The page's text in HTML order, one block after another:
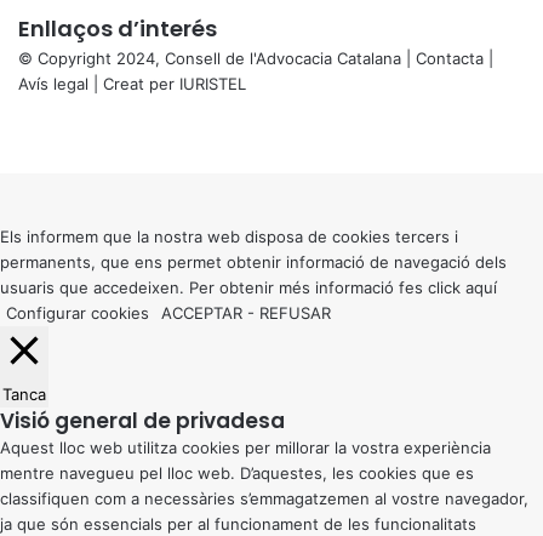
Enllaços d’interés
© Copyright 2024, Consell de l'Advocacia Catalana | Contacta
Avís legal | Creat per IURISTEL
button
Els informem que la nostra web disposa de cookies tercers i
permanents, que ens permet obtenir informació de navegació dels
usuaris que accedeixen. Per obtenir més informació fes click aquí
Configurar cookies
ACCEPTAR - REFUSAR
Tanca
Visió general de privadesa
Aquest lloc web utilitza cookies per millorar la vostra experiència
mentre navegueu pel lloc web. D’aquestes, les cookies que es
classifiquen com a necessàries s’emmagatzemen al vostre navegador,
ja que són essencials per al funcionament de les funcionalitats